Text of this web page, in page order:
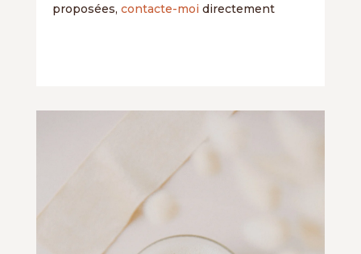
proposées, contacte-moi directement